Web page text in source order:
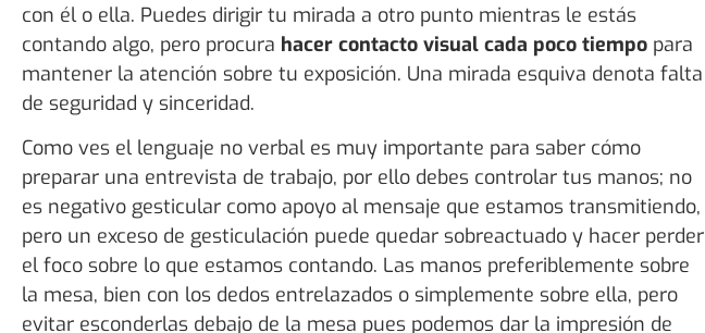
con él o ella. Puedes dirigir tu mirada a otro punto mientras le estás
contando algo, pero procura hacer contacto visual cada poco tiempo para
mantener la atención sobre tu exposición. Una mirada esquiva denota falta
de seguridad y sinceridad.
Como ves el lenguaje no verbal es muy importante para saber cómo
preparar una entrevista de trabajo, por ello debes controlar tus manos; no
es negativo gesticular como apoyo al mensaje que estamos transmitiendo,
pero un exceso de gesticulación puede quedar sobreactuado y hacer perder
el foco sobre lo que estamos contando. Las manos preferiblemente sobre
la mesa, bien con los dedos entrelazados o simplemente sobre ella, pero
evitar esconderlas debajo de la mesa pues podemos dar la impresión de